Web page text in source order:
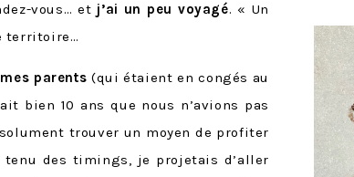
vous… et j’ai un peu voyagé. « Un
territoire…
parents (qui étaient en congés au
bien 10 ans que nous n’avions pas
trouver un moyen de profiter
des timings, je projetais d’aller